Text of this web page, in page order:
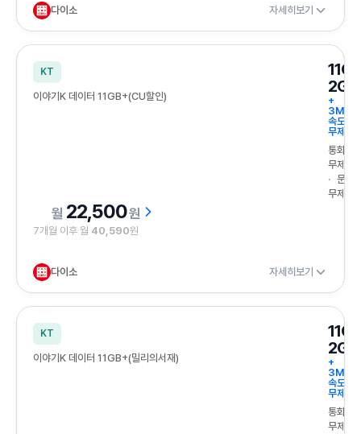
다이소 자세히보기
KT
이야기K 데이터 11GB+(CU할인)
2GB
+
속도
무제한
통화
무제한
문자
무제한
22,500원
7개월 이후 월 40,590원
다이소 자세히보기
KT
이야기K 데이터 11GB+(밀리의서재)
2GB
+
속도
무제한
통화
무제한